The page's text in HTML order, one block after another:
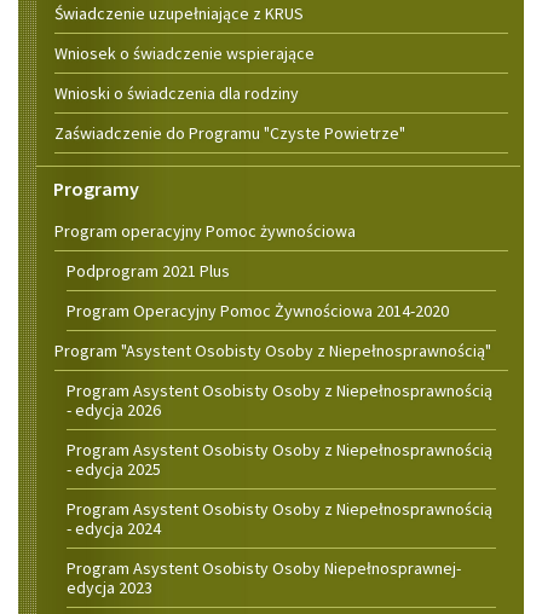
Świadczenie uzupełniające z KRUS
Wniosek o świadczenie wspierające
Wnioski o świadczenia dla rodziny
Zaświadczenie do Programu "Czyste Powietrze"
Programy
Program operacyjny Pomoc żywnościowa
Podprogram 2021 Plus
Program Operacyjny Pomoc Żywnościowa 2014-2020
Program "Asystent Osobisty Osoby z Niepełnosprawnością"
Program Asystent Osobisty Osoby z Niepełnosprawnością
- edycja 2026
Program Asystent Osobisty Osoby z Niepełnosprawnością
- edycja 2025
Program Asystent Osobisty Osoby z Niepełnosprawnością
- edycja 2024
Program Asystent Osobisty Osoby Niepełnosprawnej-
edycja 2023